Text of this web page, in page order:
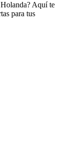
Aquí te
para tus